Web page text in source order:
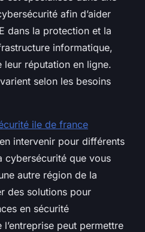
afin d’aider
dans la protection et la
informatique,
leur réputation en ligne.
selon les besoins
ile de france
intervenir pour différents
cybersécurité que vous
autre région de la
des solutions pour
en sécurité
peut permettre